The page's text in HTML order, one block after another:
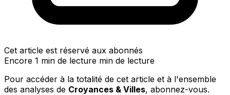
Cet article est réservé aux abonnés
Encore 1 min de lecture min de lecture
Pour accéder à la totalité de cet article et à l'ensemble
des analyses de Croyances & Villes, abonnez-vous.